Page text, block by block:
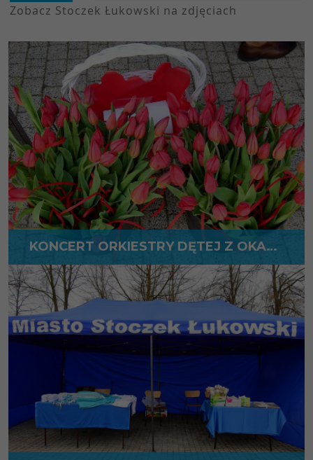
Zobacz Stoczek Łukowski na zdjęciach
KONCERT ORKIESTRY DĘTEJ Z OKAZJI DNIA MATKI
WIĘCEJ